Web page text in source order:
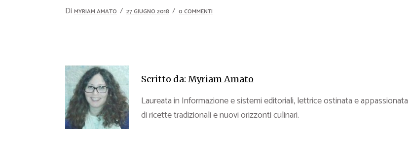
Di MYRIAM AMATO 27 GIUGNO 2018 0 COMMENTI
Scritto da: Myriam Amato
Laureata in Informazione e sistemi editoriali, lettrice ostinata e appassionata
di ricette tradizionali e nuovi orizzonti culinari.